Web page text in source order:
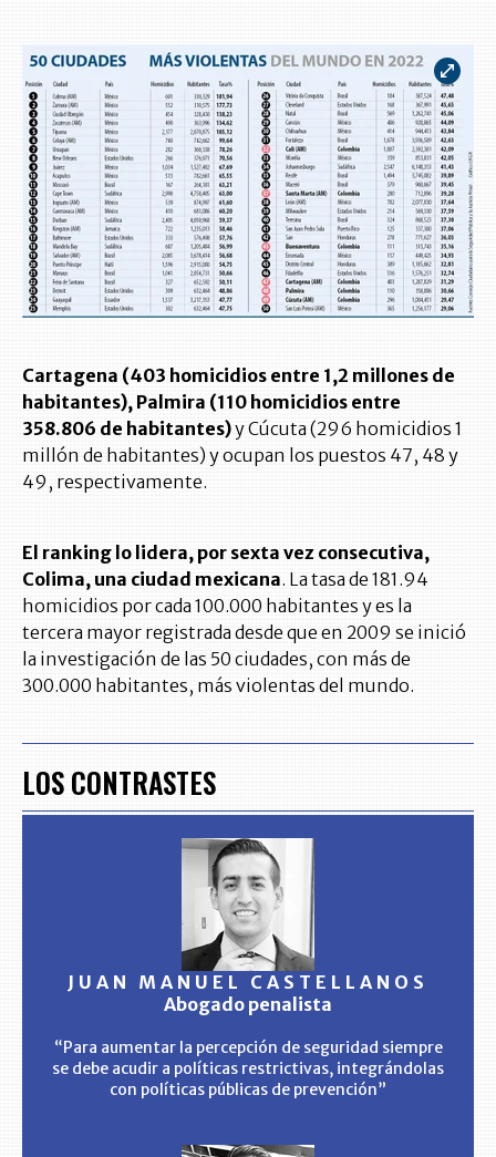
Cartagena (403 homicidios entre 1,2 millones de
habitantes), Palmira (110 homicidios entre
358.806 de habitantes)y Cúcuta (296 homicidios 1
millón de habitantes) y ocupan los puestos 47, 48 y
49, respectivamente.
El ranking lo lidera, por sexta vez consecutiva,
Colima, una ciudad mexicana. La tasa de 181.94
homicidios por cada 100.000 habitantes y es la
tercera mayor registrada desde que en 2009 se inició
la investigación de las 50 ciudades, con más de
300.000 habitantes, más violentas del mundo.
LOS CONTRASTES
JUAN MANUEL CASTELLANOS
Abogado penalista
“Para aumentar la percepción de seguridad siempre
se debe acudir a políticas restrictivas, integrándolas
con políticas públicas de prevención”